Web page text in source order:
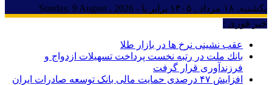
یکشنبه, ۱۸ مرداد , ۱۴۰۵ برابر با - Sunday, 9 August , 2026
خبر فوری :
عقب نشینی نرخ ها در بازار طلا
بانك ملت در رتبه نخست پرداخت تسهیلات ازدواج و
فرزندآوری قرار گرفت
افزایش ۴۷ درصدی حمایت مالی بانک توسعه صادرات ایران